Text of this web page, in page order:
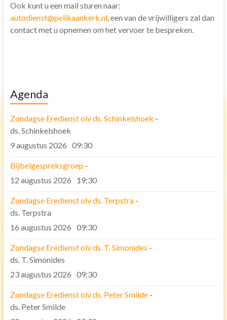
Kerkdienst gemist
Agenda
Bijbel lezen
Ontmoeting
Samen sterk in Gods werk
De Eritreeërs.
Organisatie
Eredienst
Pastoraat
Ook kunt u een mail sturen naar:
autodienst@pelikaankerk.nl, een van de vrijwilligers zal dan
contact met u opnemen om het vervoer te bespreken.
Agenda
Zondagse Eredienst olv ds. Schinkelshoek -
ds. Schinkelshoek
9 augustus 2026 09:30
Bijbelgespreksgroep-
12 augustus 2026
19:30
Zondagse Eredienst olv ds. Terpstra-
ds. Terpstra
16 augustus 2026 09:30
Zondagse Eredienst olv ds. T. Simonides -
ds. T. Simonides
23 augustus 2026 09:30
Zondagse Eredienst olv ds. Peter Smilde-
ds. Peter Smilde